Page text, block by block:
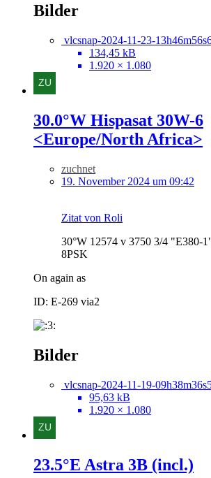
Bilder
vlcsnap-2024-11-23-
134,45 kB
1.920 × 1.080
30.0°W Hispasat 30W-6
<Europe/North Africa>
zuchnet
19. November 2024 um 09:42
Zitat von Roli
30°W 12574 v 3750 3/4 "E380-
8PSK
On again as
ID: E-269 via2
Bilder
vlcsnap-2024-11-19-
95,63 kB
1.920 × 1.080
23.5°E Astra 3B (incl.)